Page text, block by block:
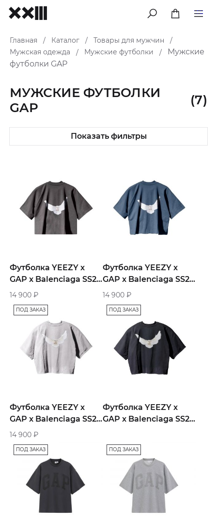
меню
Главная / Каталог / Товары для мужчин
/
Мужская одежда
/ Мужские футболки /
Мужские
футболки GAP
МУЖСКИЕ ФУТБОЛКИ
GAP
(7)
Показать фильтры
Футболка YEEZY х
GAP x Balenciaga SS22
3/4 Sleeve Tee «Dark
14 900 ₽
Футболка YEEZY х
GAP x Balenciaga SS22
3/4 Sleeve Tee
14 900 ₽
ПОД ЗАКАЗ
Футболка YEEZY х
GAP x Balenciaga SS22
3/4 Sleeve Tee «Grey»
14 900 ₽
ПОД ЗАКАЗ
Футболка YEEZY х
GAP x Balenciaga SS22
ПОД ЗАКАЗ ПОД ЗАКАЗ